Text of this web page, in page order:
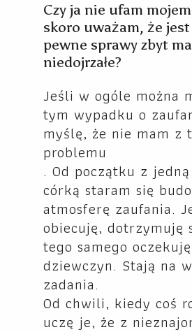
Czy ja nie ufam
skoro uważam, że jest
pewne sprawy zbyt
niedojrzałe?
Jeśli w ogóle można
tym wypadku o
myślę, że nie mam z
problemu
. Od początku z
córką staram się
atmosferę zaufania.
obiecuję, dotrzymuję
tego samego
dziewczyn. Stają na
zadania.
Od chwili, kiedy coś
uczę je, że z